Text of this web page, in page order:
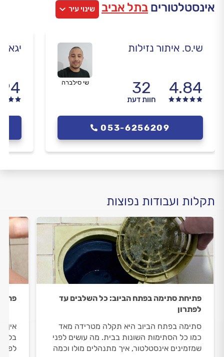
אינסטלטורים בתל אביב שינוי עיר
שי.ס. איתור נזילות
4.84
32
חוות דעת
שי סילברה
053-6256209
תקלות ועבודות נפוצות
פתיחת סתימה בפתח הביוב: כל השלבים עד
לפתרון
סתימה בפתח הביוב היא תקלה מטרידה מאד
כמו כל הסתימות השונות בבית. מה עושים לפני
שמזמינים אינסטלטור, איך מתנהלים מולו וכמה
אין